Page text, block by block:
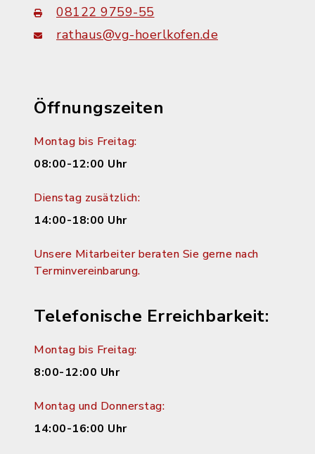
08122 9759-55
rathaus@vg-hoerlkofen.de
Öffnungszeiten
Montag bis Freitag:
08:00-12:00 Uhr
Dienstag zusätzlich:
14:00-18:00 Uhr
Unsere Mitarbeiter beraten Sie gerne nach
Terminvereinbarung.
Telefonische Erreichbarkeit:
Montag bis Freitag:
8:00-12:00 Uhr
Montag und Donnerstag:
14:00-16:00 Uhr